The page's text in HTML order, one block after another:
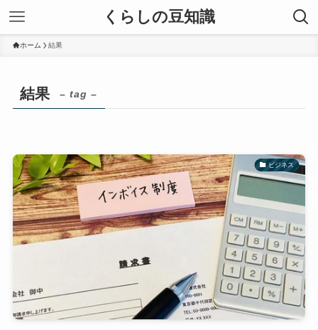
くらしの豆知識
ホーム 結果
結果 – tag –
ビジネス